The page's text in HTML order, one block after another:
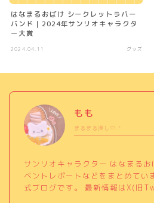
はなまるおばけ シークレットラバー
バンド｜2024年サンリオキャラクタ
ー大賞
2024.04.11 グッズ
もも
まるまる推し♡.ᐟ
サンリオキャラクター はなまる
ベントレポートなどをまとめてい
式ブログです。 最新情報はX(旧